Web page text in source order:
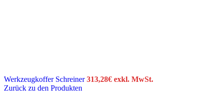
Werkzeugkoffer Schreiner313,28€ exkl. MwSt.
Zurück zu den Produkten